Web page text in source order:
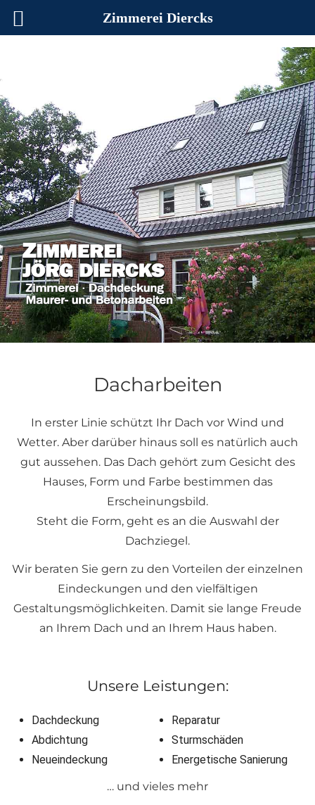
Dacharbeiten
In erster Linie schützt Ihr Dach vor Wind und
Wetter. Aber darüber hinaus soll es natürlich auch
gut aussehen. Das Dach gehört zum Gesicht des
Hauses, Form und Farbe bestimmen das
Erscheinungsbild.
Steht die Form, geht es an die Auswahl der
Dachziegel.
Wir beraten Sie gern zu den Vorteilen der einzelnen
Eindeckungen und den vielfältigen
Gestaltungsmöglichkeiten. Damit sie lange Freude
an Ihrem Dach und an Ihrem Haus haben.
Unsere Leistungen:
Dachdeckung
Abdichtung
Neueindeckung
Reparatur
Sturmschäden
Energetische Sanierung
… und vieles mehr
Zimmerei Diercks